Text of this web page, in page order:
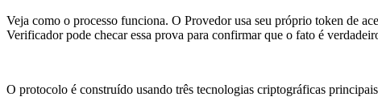
Veja como o processo funciona. O Provedor usa seu próprio token de
Verificador pode checar essa prova para confirmar que o fato é
O protocolo é construído usando três tecnologias criptográficas